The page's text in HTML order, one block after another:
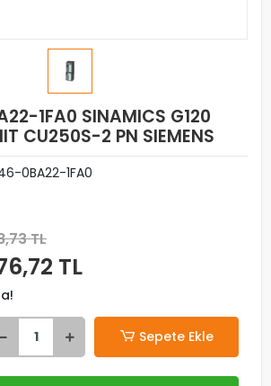
1FA0 SINAMICS G120
CU250S-2 PN SIEMENS
0BA22-1FA0
TL
TL
Sepete Ekle